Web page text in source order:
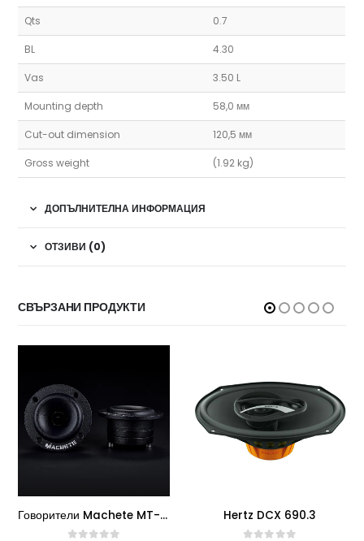
Qts 0.7
BL 4.30
Vas 3.50 L
Mounting depth 58,0 мм
Cut-out dimension 120,5 мм
Gross weight (1.92 kg)
ДОПЪЛНИТЕЛНА ИНФОРМАЦИЯ
ОТЗИВИ (0)
СВЪРЗАНИ ПРОДУКТИ
Говорители Machete MT-23NEO Hertz DCX 690.3